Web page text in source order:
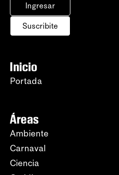
Ingresar
Suscribite
Inicio
Portada
Áreas
Ambiente
Carnaval
Ciencia